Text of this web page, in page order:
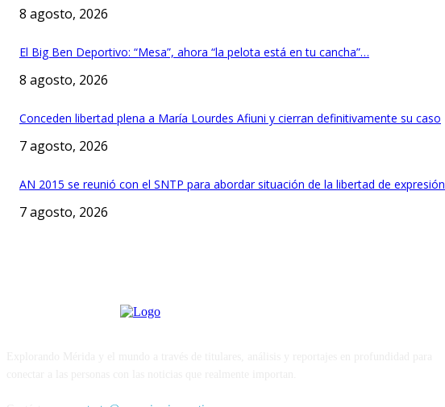
8 agosto, 2026
El Big Ben Deportivo: “Mesa”, ahora “la pelota está en tu cancha”…
8 agosto, 2026
Conceden libertad plena a María Lourdes Afiuni y cierran definitivamente su caso
7 agosto, 2026
AN 2015 se reunió con el SNTP para abordar situación de la libertad de expresión
7 agosto, 2026